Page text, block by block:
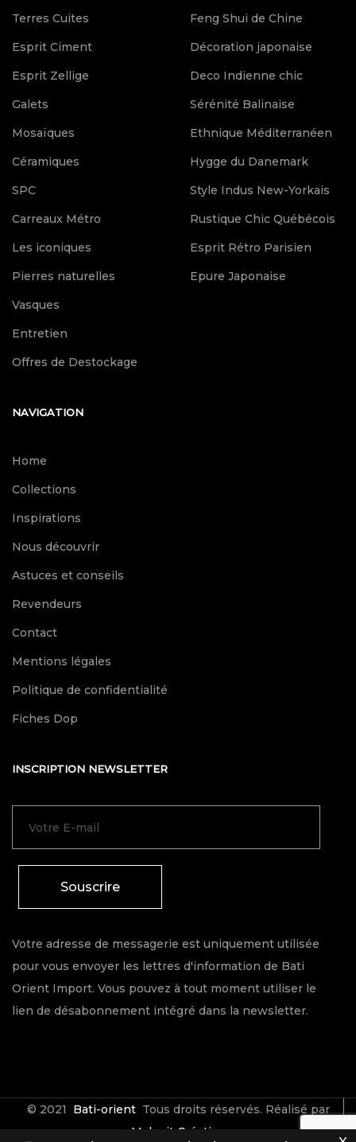
Terres Cuites
Esprit Ciment
Esprit Zellige
Galets
Mosaïques
Céramiques
SPC
Carreaux Métro
Les iconiques
Pierres naturelles
Vasques
Entretien
Offres de Destockage
Feng Shui de Chine
Décoration japonaise
Deco Indienne chic
Sérénité Balinaise
Ethnique Méditerranéen
Hygge du Danemark
Style Indus New-Yorkais
Rustique Chic Québécois
Esprit Rétro Parisien
Epure Japonaise
NAVIGATION
Home
Collections
Inspirations
Nous découvrir
Astuces et conseils
Revendeurs
Contact
Mentions légales
Politique de confidentialité
Fiches Dop
INSCRIPTION NEWSLETTER
Souscrire
Votre adresse de messagerie est uniquement utilisée
pour vous envoyer les lettres d'information de Bati
Orient Import. Vous pouvez à tout moment utiliser le
lien de désabonnement intégré dans la newsletter.
© 2021 Bati-orient Tous droits réservés. Réalisé par
Make it Créative